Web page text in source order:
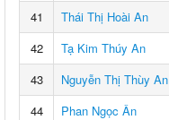
41
Thái Thị Hoài An
42
Tạ Kim Thúy An
43
Nguyễn Thị Thùy An
44
Phan Ngọc Ân